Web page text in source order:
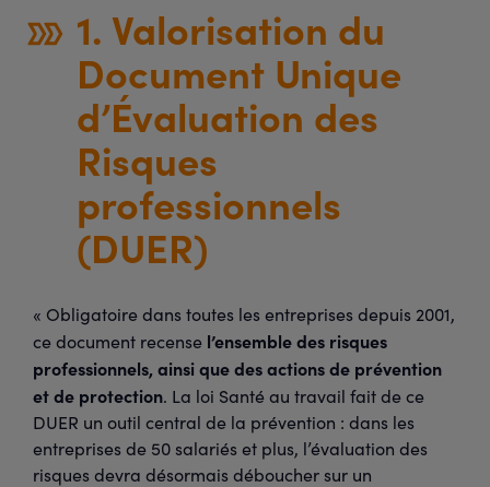
1. Valorisation du
Document Unique
d’Évaluation des
Risques
professionnels
(DUER)
« Obligatoire dans toutes les entreprises depuis 2001,
ce document recense l’ensemble des risques
professionnels, ainsi que des actions de prévention
et de protection. La loi Santé au travail fait de ce
DUER un outil central de la prévention : dans les
entreprises de 50 salariés et plus, l’évaluation des
risques devra désormais déboucher sur un